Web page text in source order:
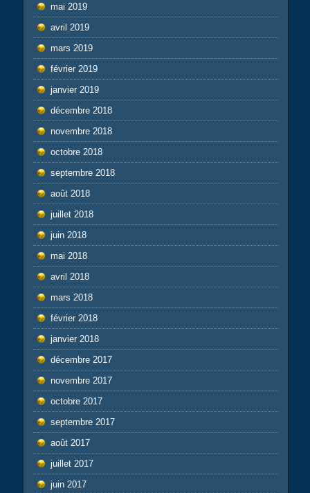
mai 2019
avril 2019
mars 2019
février 2019
janvier 2019
décembre 2018
novembre 2018
octobre 2018
septembre 2018
août 2018
juillet 2018
juin 2018
mai 2018
avril 2018
mars 2018
février 2018
janvier 2018
décembre 2017
novembre 2017
octobre 2017
septembre 2017
août 2017
juillet 2017
juin 2017